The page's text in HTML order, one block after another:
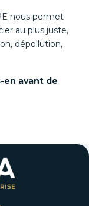
nous permet
au plus juste,
dépollution,
en avant de